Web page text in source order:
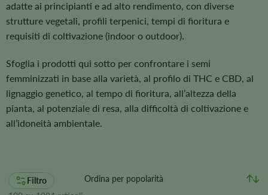
adatte ai principianti e ad alto rendimento, con diverse
strutture vegetali, profili terpenici, tempi di fioritura e
requisiti di coltivazione (indoor o outdoor).
Sfoglia i prodotti qui sotto per confrontare i semi
femminizzati in base alla varietà, al profilo di THC e CBD, al
lignaggio genetico, al tempo di fioritura, all’altezza della
pianta, al potenziale di resa, alla difficoltà di coltivazione e
all’idoneità ambientale.
Filtro